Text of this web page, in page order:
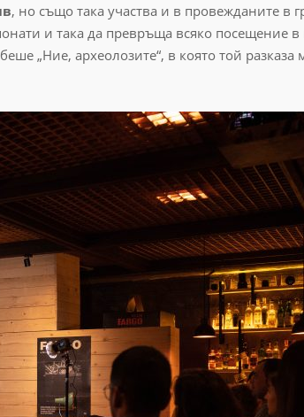
, но също така участва и в провежданите в
и така да превръща всяко посещение
„Ние, археолозите“, в която той разказа